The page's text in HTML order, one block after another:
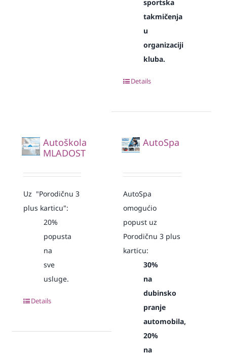
sportska
takmičenja
u
organizaciji
kluba.
Details
Autoškola
MLADOST
Uz "Porodičnu 3
plus karticu":
20%
popusta
na
sve
usluge.
Details
AutoSpa
AutoSpa
omogućio
popust uz
Porodičnu 3 plus
karticu:
30%
na
dubinsko
pranje
automobila,
20%
na